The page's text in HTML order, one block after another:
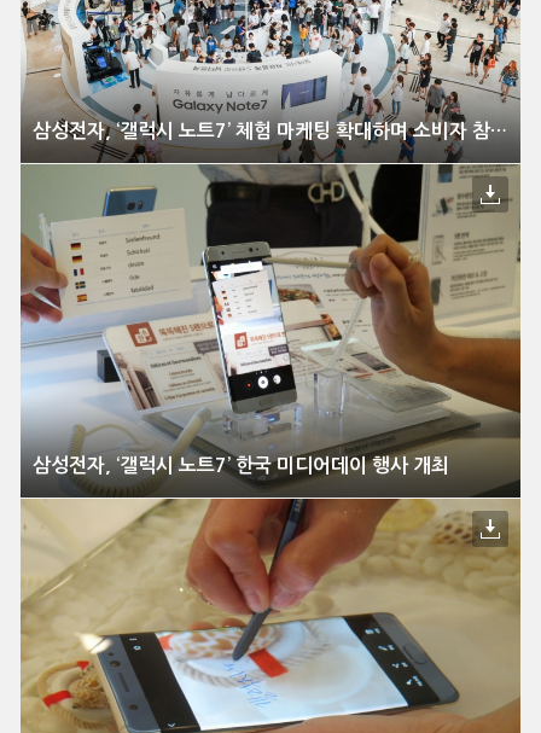
삼성전자, ‘갤럭시 노트7’ 체험 마케팅 확대하며 소비자 참여와 공감 강화
삼성전자, ‘갤럭시 노트7’ 한국 미디어데이 행사 개최